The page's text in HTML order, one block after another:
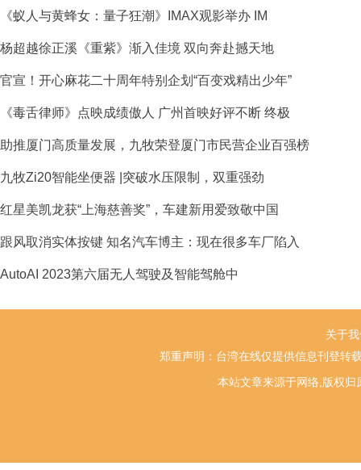
《蚁人与黄蜂女：量子狂潮》IMAX观影举办 IM
杨超越徐正溪《重紫》渐入佳境 双向奔赴撼天地
官宣！开心麻花二十周年特别企划“百变戏精出少年”
《毒舌律师》点映成绩傲人 广州首映好评不断 终极
助推厦门高质量发展，九牧荣登厦门市民营企业百强榜
九牧Zi20智能坐便器 |突破水压限制，双重强劲
红星美凯龙获“上海慈善奖”，车建新用爱致敬中国
跟风取消实体按键 知名汽车博主：现在很多车厂陷入
AutoAI 2023第六届无人驾驶及智能驾舱中
关于
郑重声明：台湾在线仅提供信息刊登转
本站文章来源于网络,版权